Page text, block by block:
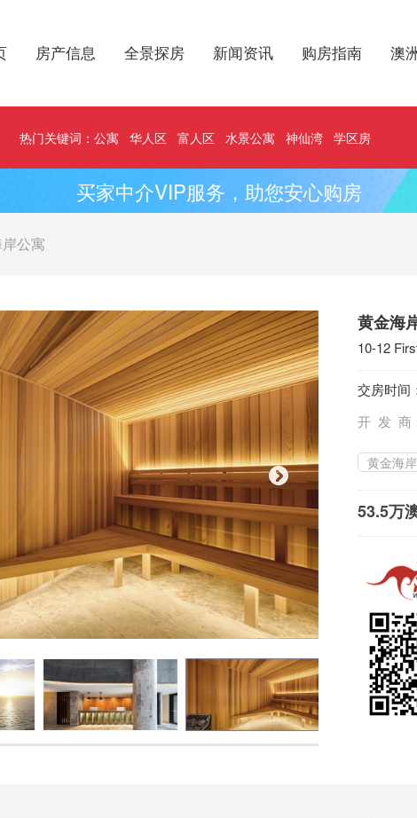
房产信息 全景探房 新闻资讯 购房指南 澳
热门关键词： 公寓 华人区 富人区 水景公寓 神仙湾 学区房
买家中介VIP服务，助您安心购房
公寓
黄金海
10-12
交房时间
开 发 商
黄金海岸
53.5万